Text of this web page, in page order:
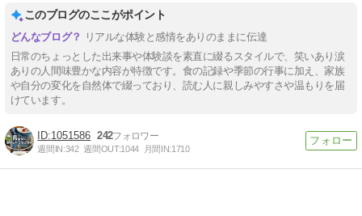
このブログのここがポイント
リアルな体験と感情をありのままに伝達
日常のちょっとした出来事や体験談を素直に綴るスタイルで、笑いあり涙
ありの人間味豊かな内容が特徴です。食の記録や季節の行事に加え、家族
や自分の変化を自然体で綴っており、読む人に親しみやすさや温もりを届
けています。
1051586 242
週間IN:342 週間OUT:1044 月間IN:1710